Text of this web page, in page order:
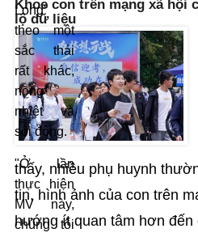
Long”
theo một
sắc thái
rất khác,
nồng
nhiệt và
sôi động.
"Ở lần
thực hiện
MV này,
chúng tôi
Khoe con trên mạng xã hội
lộ dữ liệu
thấy, nhiều phụ huynh
tin, hình ảnh của con trên
hướng ít quan tâm hơn đến